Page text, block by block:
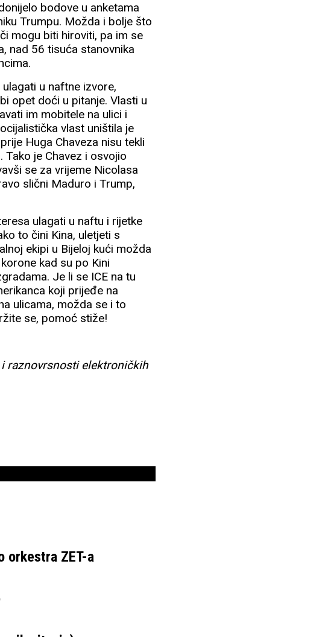
bodove u anketama
Trumpu. Možda i bolje što
mogu biti hiroviti, pa im se
nad 56 tisuća stanovnika
u naftne izvore,
opet doći u pitanje. Vlasti u
im mobitele na ulici i
vlast uništila je
Huga Chaveza nisu tekli
je Chavez i osvojio
se za vrijeme Nicolasa
slični Maduro i Trump,
ulagati u naftu i rijetke
to čini Kina, uletjeti s
ekipi u Bijeloj kući možda
kad su po Kini
Je li se ICE na tu
koji prijeđe na
ulicama, možda se i to
se, pomoć stiže!
raznovrsnosti elektroničkih
orkestra ZET-a